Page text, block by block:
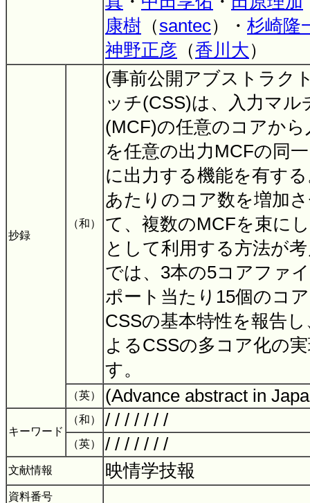
康樹 （santec）・ 杉崎隆
神野正彦 （香川大）
抄録
（和）
(事前公開アブストラク
ッチ(CSS)は、入力マ
(MCF)の任意のコアか
を任意の出力MCFの同
に出力する機能を有す
あたりのコア数を増加
て、複数のMCFを束に
として利用する方法が
では、3本の5コアファ
ポート当たり15個のコ
CSSの基本特性を報告
よるCSSの多コア化の
す。
（英） (Advance abstract in
キーワード
（和） / / / / / / /
（英） / / / / / / /
文献情報 映情学技報
資料番号